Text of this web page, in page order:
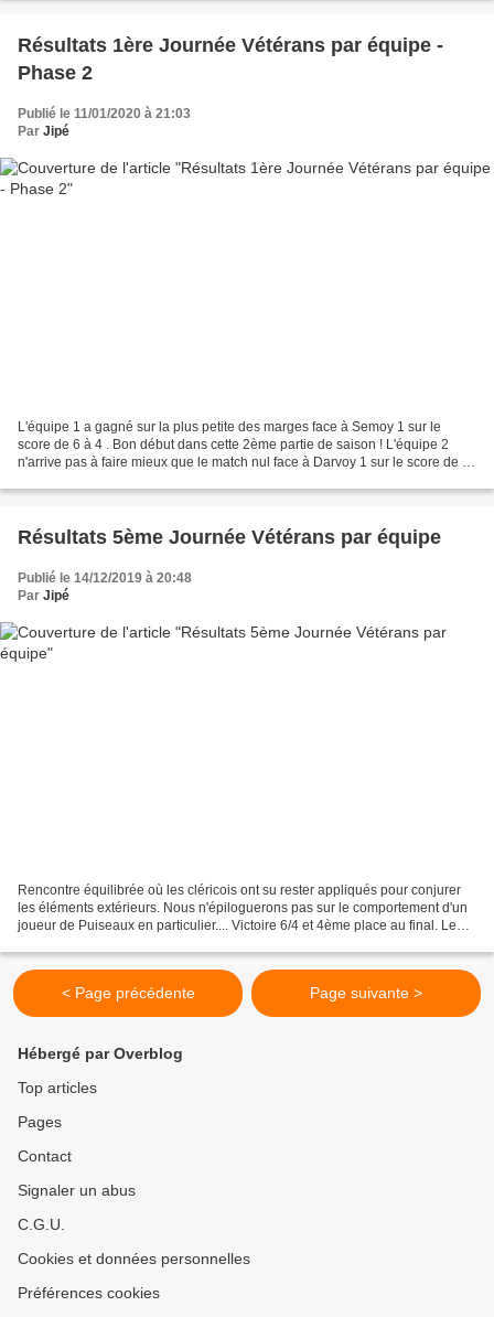
Résultats 1ère Journée Vétérans par équipe -
Phase 2
Publié le 11/01/2020 à 21:03
Par Jipé
L'équipe 1 a gagné sur la plus petite des marges face à Semoy 1 sur le
score de 6 à 4 . Bon début dans cette 2ème partie de saison ! L'équipe 2
n'arrive pas à faire mieux que le match nul face à Darvoy 1 sur le score de 5
Résultats 5ème Journée Vétérans par équipe
Publié le 14/12/2019 à 20:48
Par Jipé
Rencontre équilibrée où les cléricois ont su rester appliqués pour conjurer
les éléments extérieurs. Nous n'épiloguerons pas sur le comportement d'un
joueur de Puiseaux en particulier.... Victoire 6/4 et 4ème place au final. Le
< Page précédente Page suivante >
Hébergé par Overblog
Top articles
Pages
Contact
Signaler un abus
C.G.U.
Cookies et données personnelles
Préférences cookies